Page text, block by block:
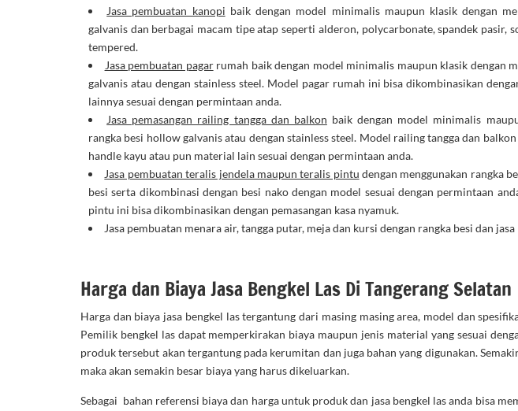
Jasa pembuatan kanopi baik dengan model minimalis maupun klasik dengan
galvanis dan berbagai macam tipe atap seperti alderon, polycarbonate, spandek pasir,
tempered.
Jasa pembuatan pagarrumah baik dengan model minimalis maupun klasik dengan
galvanis atau dengan stainless steel. Model pagar rumah ini bisa dikombinasikan
lainnya sesuai dengan permintaan anda.
Jasa pemasangan railing tangga dan balkon baik dengan model minimalis
rangka besi hollow galvanis atau dengan stainless steel. Model railing tangga dan
handle kayu atau pun material lain sesuai dengan permintaan anda.
Jasa pembuatan teralis jendela maupun teralis pintu dengan menggunakan rangka
besi serta dikombinasi dengan besi nako dengan model sesuai dengan permintaan
pintu ini bisa dikombinasikan dengan pemasangan kasa nyamuk.
Jasa pembuatan menara air, tangga putar, meja dan kursi dengan rangka besi dan
Harga dan Biaya Jasa Bengkel Las Di Tangerang Selatan
Harga dan biaya jasa bengkel las tergantung dari masing masing area, model dan
Pemilik bengkel las dapat memperkirakan biaya maupun jenis material yang sesuai
produk tersebut akan tergantung pada kerumitan dan juga bahan yang digunakan.
maka akan semakin besar biaya yang harus dikeluarkan.
Sebagai bahan referensi biaya dan harga untuk produk dan jasa bengkel las anda bisa